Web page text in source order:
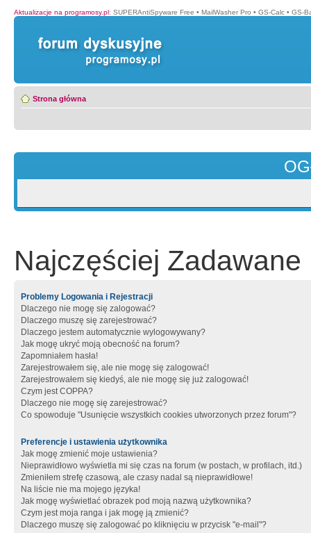
Aktualizacje na programosy.pl: SUPERAntiSpyware Free • MailWasher Pro • GS-Calc • GS-
Strona główna
Najczęściej Zadawane
Problemy Logowania i Rejestracji
Dlaczego nie mogę się zalogować?
Dlaczego muszę się zarejestrować?
Dlaczego jestem automatycznie wylogowywany?
Jak mogę ukryć moją obecność na forum?
Zapomniałem hasła!
Zarejestrowałem się, ale nie mogę się zalogować!
Zarejestrowałem się kiedyś, ale nie mogę się już zalogować!
Czym jest COPPA?
Dlaczego nie mogę się zarejestrować?
Co spowoduje "Usunięcie wszystkich cookies utworzonych przez forum"?
Preferencje i ustawienia użytkownika
Jak mogę zmienić moje ustawienia?
Nieprawidłowo wyświetla mi się czas na forum (w postach, w profilach, itd.)
Zmieniłem strefę czasową, ale czasy nadal są nieprawidłowe!
Na liście nie ma mojego języka!
Jak mogę wyświetlać obrazek pod moją nazwą użytkownika?
Czym jest moja ranga i jak mogę ją zmienić?
Dlaczego muszę się zalogować po kliknięciu w przycisk "e-mail"?